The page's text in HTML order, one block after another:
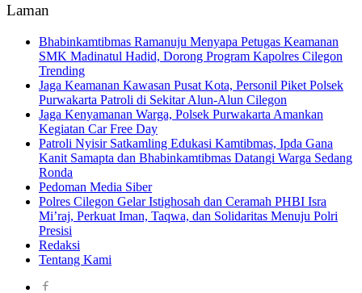
Laman
Bhabinkamtibmas Ramanuju Menyapa Petugas Keamanan
SMK Madinatul Hadid, Dorong Program Kapolres Cilegon
Trending
Jaga Keamanan Kawasan Pusat Kota, Personil Piket Polsek
Purwakarta Patroli di Sekitar Alun-Alun Cilegon
Jaga Kenyamanan Warga, Polsek Purwakarta Amankan
Kegiatan Car Free Day
Patroli Nyisir Satkamling Edukasi Kamtibmas, Ipda Gana
Kanit Samapta dan Bhabinkamtibmas Datangi Warga Sedang
Ronda
Pedoman Media Siber
Polres Cilegon Gelar Istighosah dan Ceramah PHBI Isra
Mi’raj, Perkuat Iman, Taqwa, dan Solidaritas Menuju Polri
Presisi
Redaksi
Tentang Kami